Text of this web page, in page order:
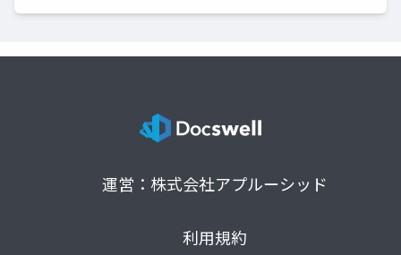
運営：株式会社アプルーシッド
利用規約